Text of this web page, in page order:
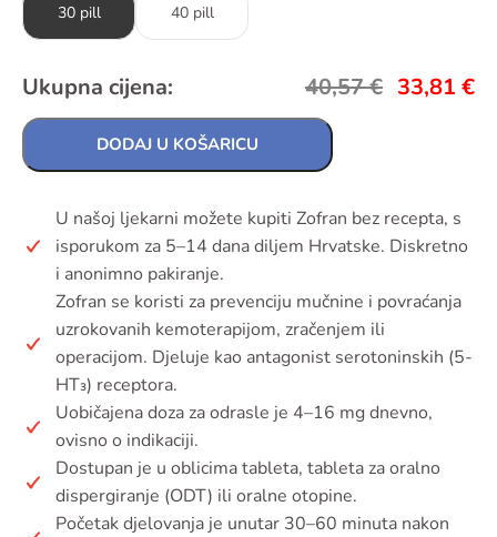
30 pill 40 pill
Ukupna cijena: 40,57€ 33,81 €
DODAJ U KOŠARICU
U našoj ljekarni možete kupiti Zofran bez recepta, s
isporukom za 5–14 dana diljem Hrvatske. Diskretno
i anonimno pakiranje.
Zofran se koristi za prevenciju mučnine i povraćanja
uzrokovanih kemoterapijom, zračenjem ili
operacijom. Djeluje kao antagonist serotoninskih (5-
HT₃) receptora.
Uobičajena doza za odrasle je 4–16 mg dnevno,
ovisno o indikaciji.
Dostupan je u oblicima tableta, tableta za oralno
dispergiranje (ODT) ili oralne otopine.
Početak djelovanja je unutar 30–60 minuta nakon